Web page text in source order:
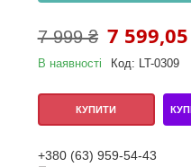
7 999 ₴ 7
В наявності Код: LT-0309
КУПИТИ
+380 (63) 959-54-43